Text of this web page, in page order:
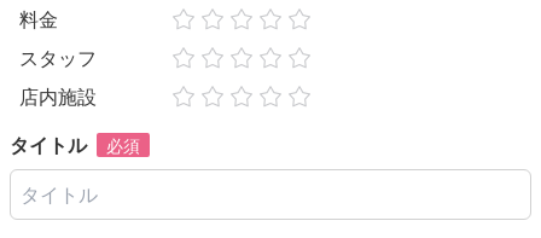
料金
スタッフ
店内施設
タイトル
必須